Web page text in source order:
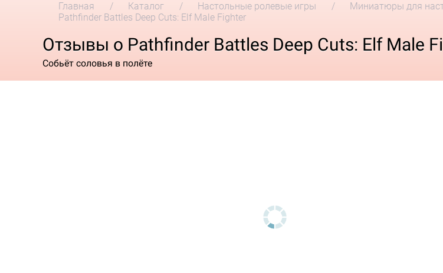
Главная Каталог Настольные ролевые игры Миниатюры для
Pathfinder Battles Deep Cuts: Elf Male Fighter
Отзывы о Pathfinder Battles Deep Cuts: Elf Male
Собьёт соловья в полёте